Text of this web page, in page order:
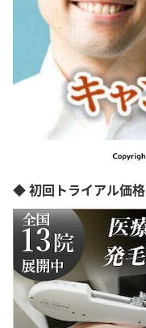
◆ 初回トライアル価格